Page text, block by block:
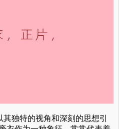
其独特的视角和深刻的思想引